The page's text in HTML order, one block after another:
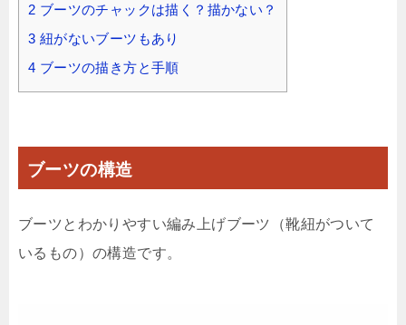
2 ブーツのチャックは描く？描かない？
3 紐がないブーツもあり
4 ブーツの描き方と手順
ブーツの構造
ブーツとわかりやすい編み上げブーツ（靴紐がついて
いるもの）の構造です。